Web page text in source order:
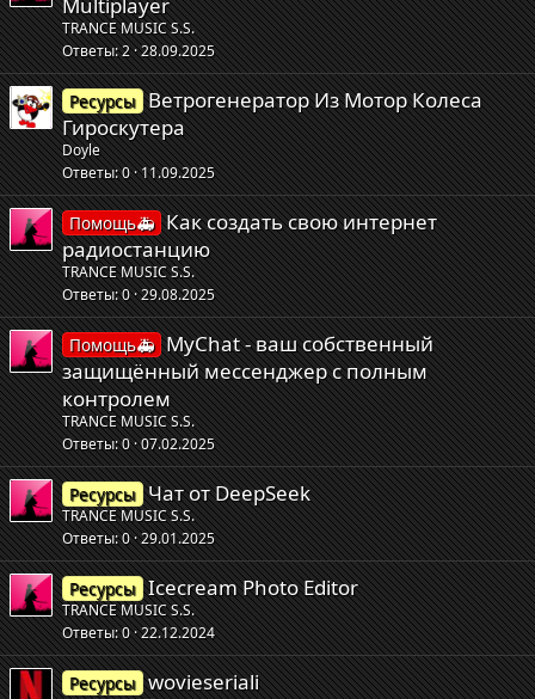
TRANCE MUSIC S.S.
Ответы 2 28.09.2025
Ресурсы Ветрогенератор Из Мотор Колеса
Гироскутера
Doyle
Ответы 0 11.09.2025
Помощь🚑 Как создать свою интернет
радиостанцию
TRANCE MUSIC S.S.
Ответы 0 29.08.2025
Помощь🚑 MyChat - ваш собственный
защищённый мессенджер с полным
контролем
TRANCE MUSIC S.S.
Ответы 0 07.02.2025
Ресурсы Чат от DeepSeek
TRANCE MUSIC S.S.
Ответы 0 29.01.2025
Ресурсы Icecream Photo Editor
TRANCE MUSIC S.S.
Ответы 0 22.12.2024
Ресурсы wovieseriali